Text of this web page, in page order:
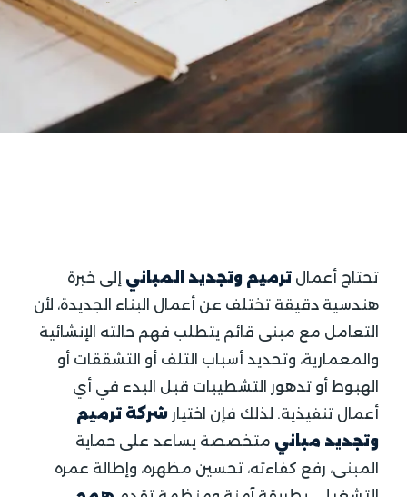
تحتاج أعمال ترميم وتجديد المباني إلى خبرة
هندسية دقيقة تختلف عن أعمال البناء الجديدة، لأن
التعامل مع مبنى قائم يتطلب فهم حالته الإنشائية
والمعمارية، وتحديد أسباب التلف أو التشققات أو
الهبوط أو تدهور التشطيبات قبل البدء في أي
أعمال تنفيذية. لذلك فإن اختيار شركة ترميم
وتجديد مباني متخصصة يساعد على حماية
المبنى، رفع كفاءته، تحسين مظهره، وإطالة عمره